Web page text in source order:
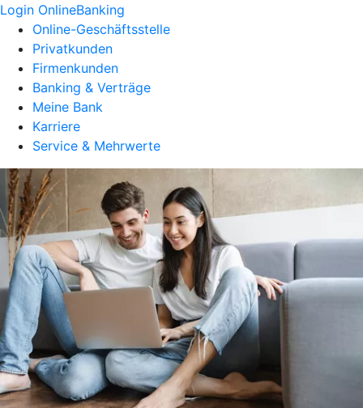
Login OnlineBanking
Online-Geschäftsstelle
Privatkunden
Firmenkunden
Banking & Verträge
Meine Bank
Karriere
Service & Mehrwerte